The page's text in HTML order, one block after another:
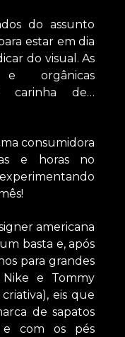
do assunto
estar em dia
do visual. As
e orgânicas
carinha de…
consumidora
e horas no
americana
basta e, após
para grandes
Nike e Tommy
eis que
de sapatos
e com os pés